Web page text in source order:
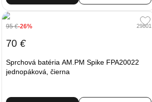
95€-26% 29801
70 €
Sprchová batéria AM.PM Spike FPA20022
jednopáková, čierna